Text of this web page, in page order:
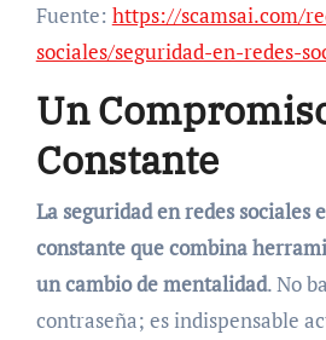
Fuente: https://scamsai.com/
sociales/seguridad-en-redes-
Un
Constante
La seguridad en redes sociales
constante que combina
un cambio de mentalidad. No
contraseña; es indispensable